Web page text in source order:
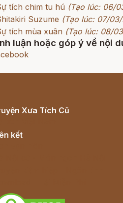
tích chim tu hú (Tạo lúc: 06/
Suzume (Tạo lúc: 07/
tích mùa xuân (Tạo lúc: 08/
luận hoặc góp ý về nội
Xưa Tích Cũ
kết